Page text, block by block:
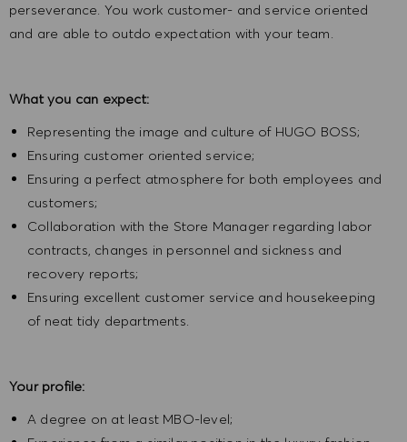
perseverance. You work customer- and service oriented
and are able to outdo expectation with your team.
What you can expect:
Representing the image and culture of HUGO BOSS;
Ensuring customer oriented service;
Ensuring a perfect atmosphere for both employees and
customers;
Collaboration with the Store Manager regarding labor
contracts, changes in personnel and sickness and
recovery reports;
Ensuring excellent customer service and housekeeping
of neat tidy departments.
Your profile:
A degree on at least MBO-level;